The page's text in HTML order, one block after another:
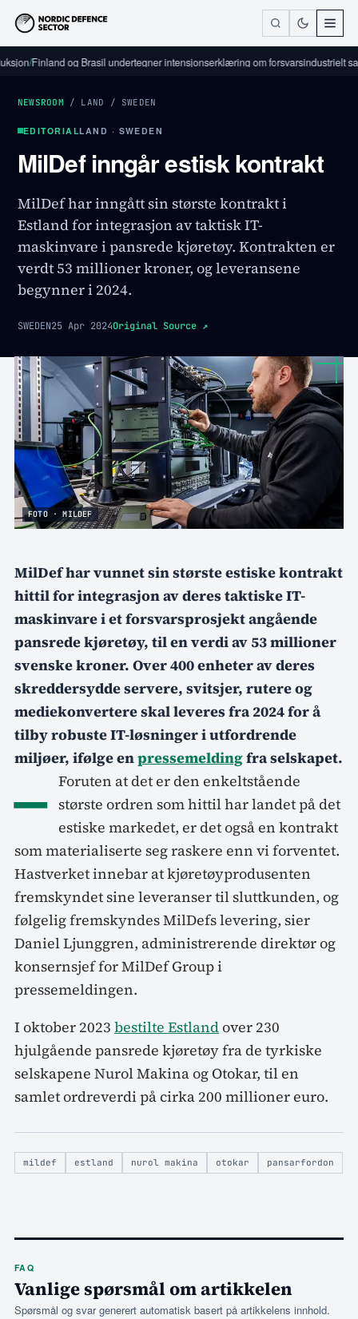
Finland og Brasil undertegner intensjonserklæring om forsvarsindustrielt
NEWSROOM / LAND / SWEDEN
EDITORIALLAND · SWEDEN
MilDef inngår estisk kontrakt
MilDef har inngått sin største kontrakt i
Estland for integrasjon av taktisk IT-
maskinvare i pansrede kjøretøy. Kontrakten er
verdt 53 millioner kroner, og leveransene
begynner i 2024.
SWEDEN25 Apr 2024Original Source ↗
FOTO · MILDEF
MilDef har vunnet sin største estiske kontrakt
hittil for integrasjon av deres taktiske IT-
maskinvare i et forsvarsprosjekt angående
pansrede kjøretøy, til en verdi av 53 millioner
svenske kroner. Over 400 enheter av deres
skreddersydde servere, svitsjer, rutere og
mediekonvertere skal leveres fra 2024 for å
tilby robuste IT-løsninger i utfordrende
miljøer, ifølge enpressemeldingfra selskapet.
– Foruten at det er den enkeltstående
største ordren som hittil har landet på det
estiske markedet, er det også en kontrakt
som materialiserte seg raskere enn vi forventet.
Hastverket innebar at kjøretøyprodusenten
fremskyndet sine leveranser til sluttkunden, og
følgelig fremskyndes MilDefs levering, sier
Daniel Ljunggren, administrerende direktør og
konsernsjef for MilDef Group i
pressemeldingen.
I oktober 2023 bestilte Estlandover 230
hjulgående pansrede kjøretøy fra de tyrkiske
selskapene Nurol Makina og Otokar, til en
samlet ordreverdi på cirka 200 millioner euro.
mildef estland nurol makina otokar pansarfordon
FAQ
Vanlige spørsmål om artikkelen
Spørsmål og svar generert automatisk basert på artikkelens innhold.